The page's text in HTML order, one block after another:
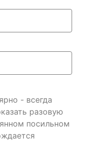
- всегда
разовую
посильном